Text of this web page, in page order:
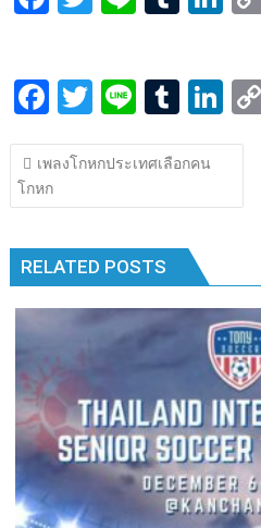
b
o
o
k
er bl
r
e
dI
F
ac
e
b
o
o
k
T
w
itt
er
Li
n
e
T
u
m
bl
r
Li
n
e
แนะแนว
เรื่อง
เพลงโกหกประเทศเลือกคน
โกหก
RELATED POSTS